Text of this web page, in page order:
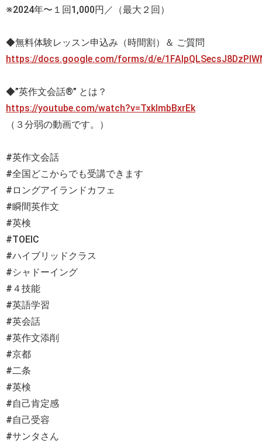
※2024年〜１回1,000円／（最大２回）
◆無料体験レッスン申込み（時間割）＆ ご質問
https://docs.google.com/forms/d/e/
◆”英作文会話®” とは？
https://youtube.com/watch?v=TxklmbBxrEk
（３分弱の動画です。）
#英作文会話
#全国どこからでも受講できます
#ロングアイランドカフェ
#瞬間英作文
#英検
#TOEIC
#ハイブリッドクラス
#シャドーイング
#４技能
#英語学習
#英会話
#英作文添削
#京都
#二条
#英検
#自己肯定感
#自己受容
#サンタさん